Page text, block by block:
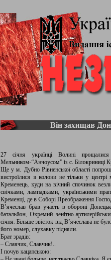
Він захищав
27 січня українці Волині
Мельником-“Анчоусом” із с. Білокриниці
Ще у м. Дубно Рівненської області
вистроїлися в колони не тільки у
Кременець, куди на вічний спочинок
свічками, лампадками, українськими
Кременці, де в Соборі Преображення
В’ячеслав брав участь в обороні
батальйон, Окремий зенітно-
січня. Більше звісток від В’ячеслава не
його номер, слухавку підняли.
Брат зрадів:
– Славчик, Славчик!..
І почув кацапською: